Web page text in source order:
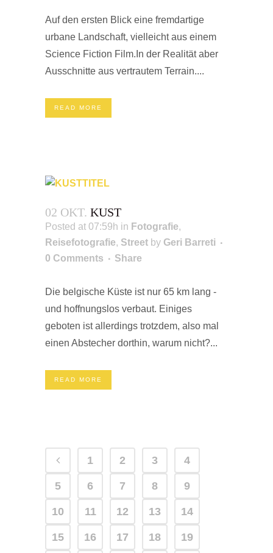
Auf den ersten Blick eine fremdartige
urbane Landschaft, vielleicht aus einem
Science Fiction Film.In der Realität aber
Ausschnitte aus vertrautem Terrain....
READ MORE
02 OKT. KUST
Posted at 07:59h in Fotografie,
Reisefotografie, Street by Geri Barreti
0 Comments
Share
Die belgische Küste ist nur 65 km lang -
und hoffnungslos verbaut. Einiges
geboten ist allerdings trotzdem, also mal
einen Abstecher dorthin, warum nicht?...
READ MORE
1 2 3 4
5 6 7 8 9
10 11 12 13 14
15 16 17 18 19